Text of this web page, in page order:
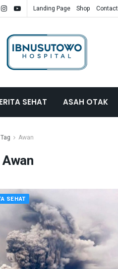
Landing Page Shop Contact
SEHAT ASAH OTAK
Tag Awan
Awan
SEHAT